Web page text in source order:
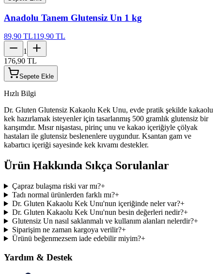
Anadolu Tanem Glutensiz Un 1 kg
89,90 TL119,90 TL
1
176,90 TL
Sepete Ekle
Hızlı Bilgi
Dr. Gluten Glutensiz Kakaolu Kek Unu, evde pratik şekilde kakaolu
kek hazırlamak isteyenler için tasarlanmış 500 gramlık glutensiz bir
karışımdır. Mısır nişastası, pirinç unu ve kakao içeriğiyle çölyak
hastaları ile glutensiz beslenenlere uygundur. Ksantan gam ve
kabartıcı içeriği sayesinde kek kıvamı destekler.
Ürün Hakkında Sıkça Sorulanlar
Çapraz bulaşma riski var mı?+
Tadı normal ürünlerden farklı mı?+
Dr. Gluten Kakaolu Kek Unu'nun içeriğinde neler var?+
Dr. Gluten Kakaolu Kek Unu'nun besin değerleri nedir?+
Glutensiz Un nasıl saklanmalı ve kullanım alanları nelerdir?+
Siparişim ne zaman kargoya verilir?+
Ürünü beğenmezsem iade edebilir miyim?+
Yardım & Destek